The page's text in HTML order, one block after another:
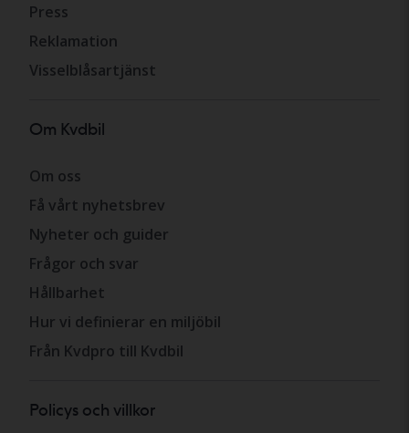
Press
Reklamation
Visselblåsartjänst
Om Kvdbil
Om oss
Få vårt nyhetsbrev
Nyheter och guider
Frågor och svar
Hållbarhet
Hur vi definierar en miljöbil
Från Kvdpro till Kvdbil
Policys och villkor